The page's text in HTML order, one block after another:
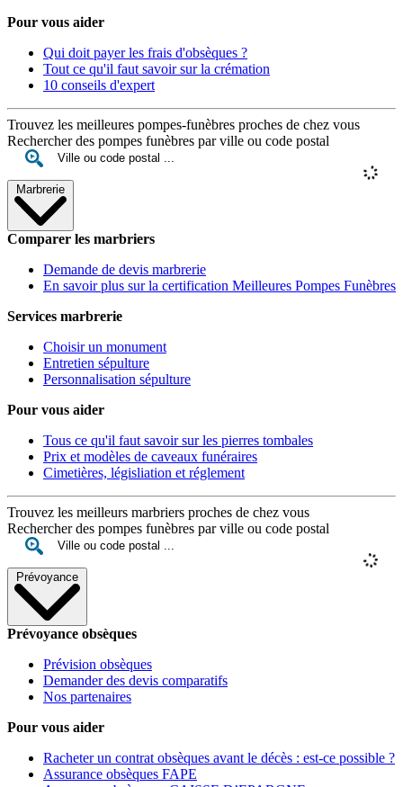
Pour vous aider
Qui doit payer les frais d'obsèques ?
Tout ce qu'il faut savoir sur la crémation
10 conseils d'expert
Trouvez les meilleures pompes-funèbres proches de chez vous
Rechercher des pompes funèbres par ville ou code postal
Marbrerie
Comparer les marbriers
Demande de devis marbrerie
En savoir plus sur la certification Meilleures Pompes Funèbres
Services marbrerie
Choisir un monument
Entretien sépulture
Personnalisation sépulture
Pour vous aider
Tous ce qu'il faut savoir sur les pierres tombales
Prix et modèles de caveaux funéraires
Cimetières, législiation et réglement
Trouvez les meilleurs marbriers proches de chez vous
Rechercher des pompes funèbres par ville ou code postal
Prévoyance
Prévoyance obsèques
Prévision obsèques
Demander des devis comparatifs
Nos partenaires
Pour vous aider
Racheter un contrat obsèques avant le décès : est-ce possible ?
Assurance obsèques FAPE